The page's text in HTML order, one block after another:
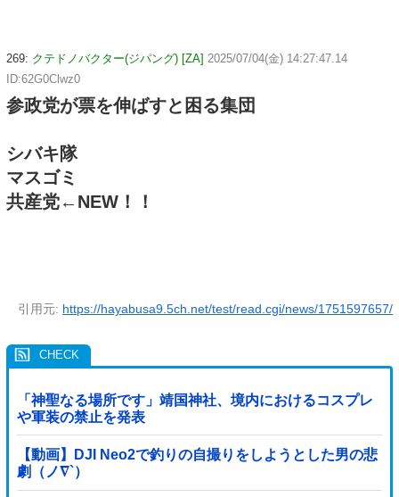
269: クテドノバクター(ジパング) [ZA] 2025/07/04(金) 14:27:47.14
ID:62G0Clwz0
参政党が票を伸ばすと困る集団
シバキ隊
マスゴミ
共産党←NEW！！
引用元: https://hayabusa9.5ch.net/test/read.cgi/news/1751597657/
「神聖なる場所です」靖国神社、境内におけるコスプレ
や軍装の禁止を発表
【動画】DJI Neo2で釣りの自撮りをしようとした男の悲
劇（ノ∇`）